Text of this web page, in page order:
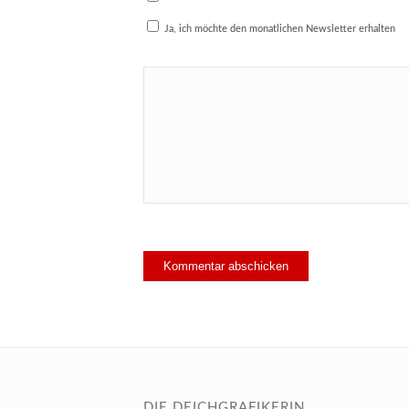
Ja, ich möchte den monatlichen Newsletter erhalten